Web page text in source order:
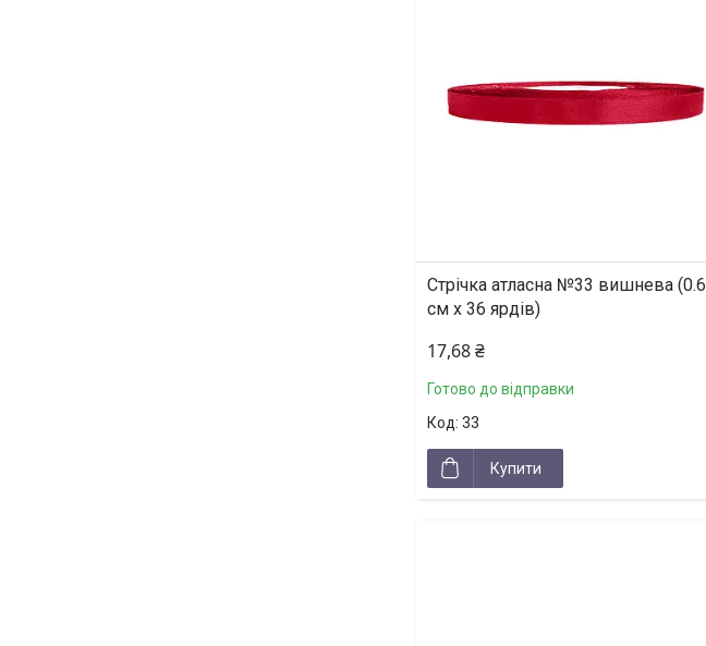
Стрічка атласна №33 вишнева (0.6
см х 36 ярдів)
17,68 ₴
Готово до відправки
33
Купити